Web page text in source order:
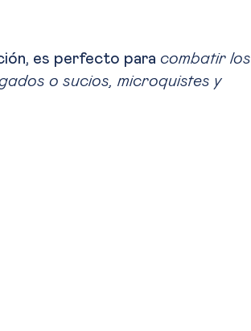
es perfecto para combatir los
o sucios, microquistes y